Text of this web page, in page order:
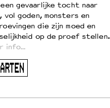
een gevaarlijke tocht naar
vol goden, monsters en
die zijn moed en
op de proef stellen.
info…